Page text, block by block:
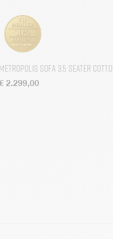
Metropolis Sofa 3,5 Seater
2.299,00